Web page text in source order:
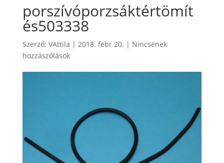
porszívóporzsáktértömít
és503338
Szerző: VAttila | 2018. febr 20. | Nincsenek
hozzászólások